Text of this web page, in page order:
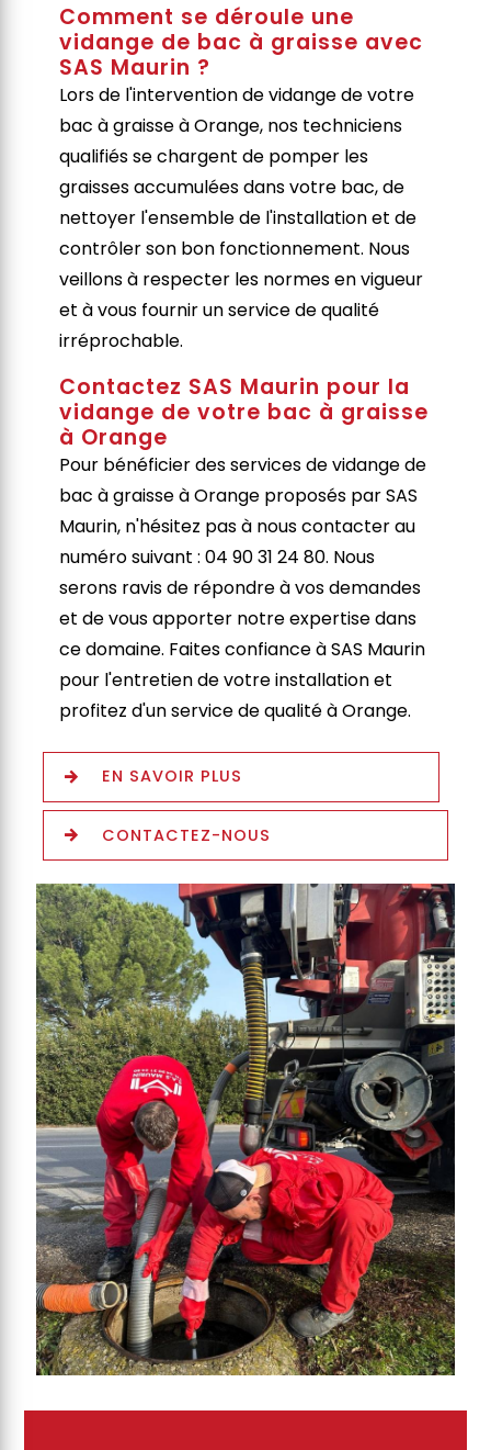
Comment se déroule une
vidange de bac à graisse avec
SAS Maurin ?
Lors de l'intervention de vidange de votre
bac à graisse à Orange, nos techniciens
qualifiés se chargent de pomper les
graisses accumulées dans votre bac, de
nettoyer l'ensemble de l'installation et de
contrôler son bon fonctionnement. Nous
veillons à respecter les normes en vigueur
et à vous fournir un service de qualité
irréprochable.
Contactez SAS Maurin pour la
vidange de votre bac à graisse
à Orange
Pour bénéficier des services de vidange de
bac à graisse à Orange proposés par SAS
Maurin, n'hésitez pas à nous contacter au
numéro suivant : 04 90 31 24 80. Nous
serons ravis de répondre à vos demandes
et de vous apporter notre expertise dans
ce domaine. Faites confiance à SAS Maurin
pour l'entretien de votre installation et
profitez d'un service de qualité à Orange.
EN SAVOIR PLUS
CONTACTEZ-NOUS